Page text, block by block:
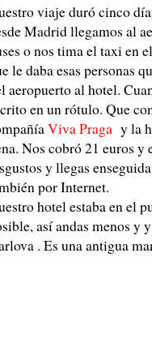
viaje duró cinco
Madrid llegamos al
o nos tima el taxi en
le daba esas personas
aeropuerto al hotel.
en un rótulo. Que
Viva Praga y la
Nos cobró 21 euros
y llegas
por Internet.
hotel estaba en el
así andas menos y
. Es una antigua